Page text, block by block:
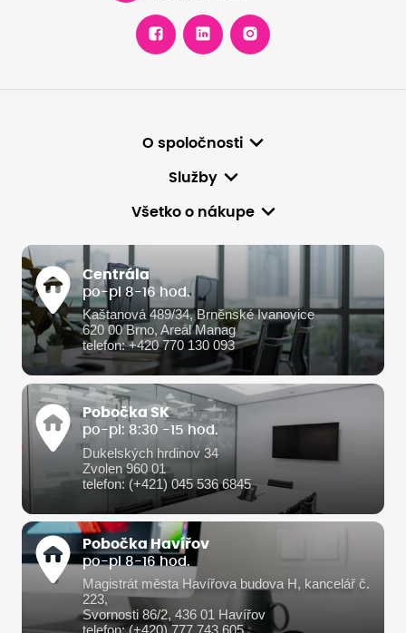
O spoločnosti
Služby
Všetko o nákupe
Centrála
po-pi 8-16 hod.
Kaštanová 489/34, Brněnské Ivanovice
620 00 Brno, Areál Manag
telefon: +420 770 130 093
Pobočka SK
po-pi: 8:30 -15 hod.
Dukelských hrdinov 34
Zvolen 960 01
telefon: (+421) 045 536 6845
Pobočka Havířov
po-pi 8-16 hod.
Magistrát města Havířova budova H, kancelář č.
223,
Svornosti 86/2, 436 01 Havířov